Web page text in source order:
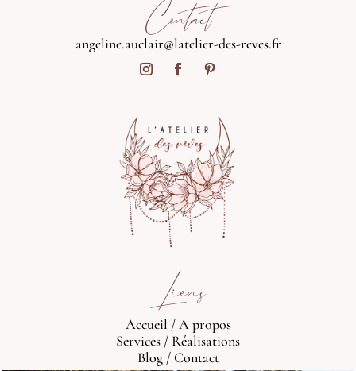
Contact
angeline.auclair@latelier-des-reves.fr
Liens
Accueil /A propos
Services / Réalisations
Blog/Contact